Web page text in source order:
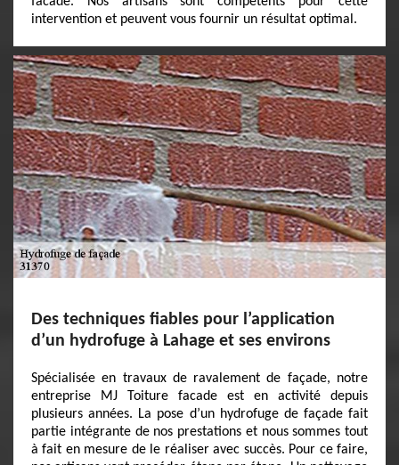
intervention et peuvent vous fournir un résultat optimal.
Des techniques fiables pour l’application
d’un hydrofuge à Lahage et ses environs
Spécialisée en travaux de ravalement de façade, notre
entreprise MJ Toiture facade est en activité depuis
plusieurs années. La pose d’un hydrofuge de façade fait
partie intégrante de nos prestations et nous sommes tout
à fait en mesure de le réaliser avec succès. Pour ce faire,